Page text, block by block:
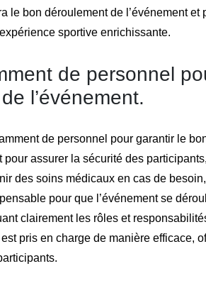
le bon déroulement de l’événement et
sportive enrichissante.
de personnel
l’événement.
de personnel pour garantir le
pour assurer la sécurité des
des soins médicaux en cas de
pour que l’événement se
clairement les rôles et
pris en charge de manière efficace,